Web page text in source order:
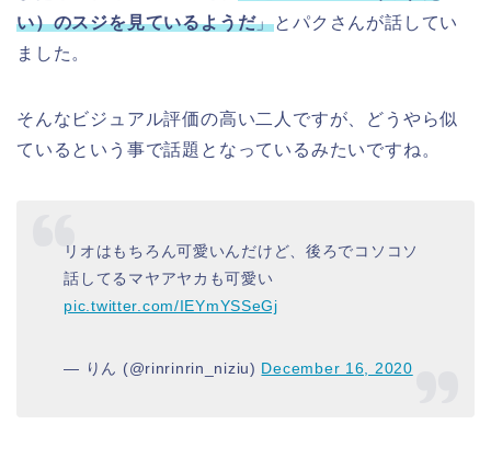
い）のスジを見ているようだ」とパクさんが話してい
ました。
そんなビジュアル評価の高い二人ですが、どうやら似
ているという事で話題となっているみたいですね。
リオはもちろん可愛いんだけど、後ろでコソコソ
話してるマヤアヤカも可愛い
pic.twitter.com/IEYmYSSeGj
— りん (@rinrinrin_niziu) December 16, 2020